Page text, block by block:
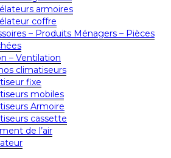
armoires
coffre
– Produits Ménagers – Pièces
– Ventilation
climatiseurs
fixe
mobiles
Armoire
cassette
de l’air